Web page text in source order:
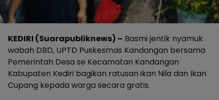
KEDIRI (Suarapubliknews) – Basmi jentik nyamuk
wabah DBD, UPTD Puskesmas Kandangan bersama
Pemerintah Desa se Kecamatan Kandangan
Kabupaten Kediri bagikan ratusan ikan Nila dan Ikan
Cupang kepada warga secara gratis.